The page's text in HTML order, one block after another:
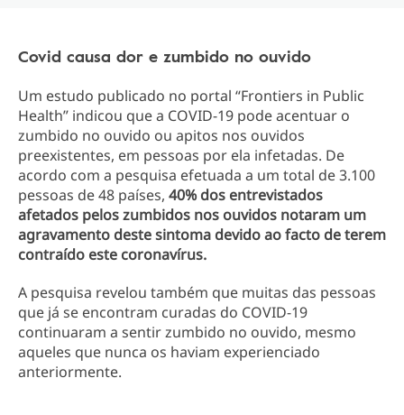
Covid causa dor e zumbido no ouvido
Um estudo publicado no portal “Frontiers in Public
Health” indicou que a COVID-19 pode acentuar o
zumbido no ouvido ou apitos nos ouvidos
preexistentes, em pessoas por ela infetadas. De
acordo com a pesquisa efetuada a um total de 3.100
pessoas de 48 países, 40% dos entrevistados
afetados pelos zumbidos nos ouvidos notaram um
agravamento deste sintoma devido ao facto de terem
contraído este coronavírus.
A pesquisa revelou também que muitas das pessoas
que já se encontram curadas do COVID-19
continuaram a sentir zumbido no ouvido, mesmo
aqueles que nunca os haviam experienciado
anteriormente.